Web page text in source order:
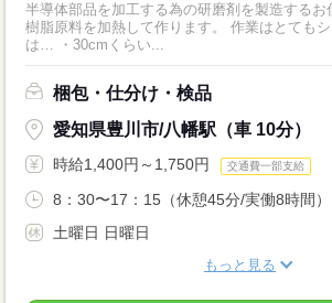
半導体部品を加工する為の研磨剤を製造するお仕事で
樹脂原料を加熱して作ります。 作業はとても
は… ・30cmくらい...
梱包・仕分け・検品
愛知県豊川市/八幡駅（車 10分）
時給1,400円～1,750円 交通費一部支給
8：30〜17：15（休憩45分/実働8時間）
土曜日 日曜日
もっと見る